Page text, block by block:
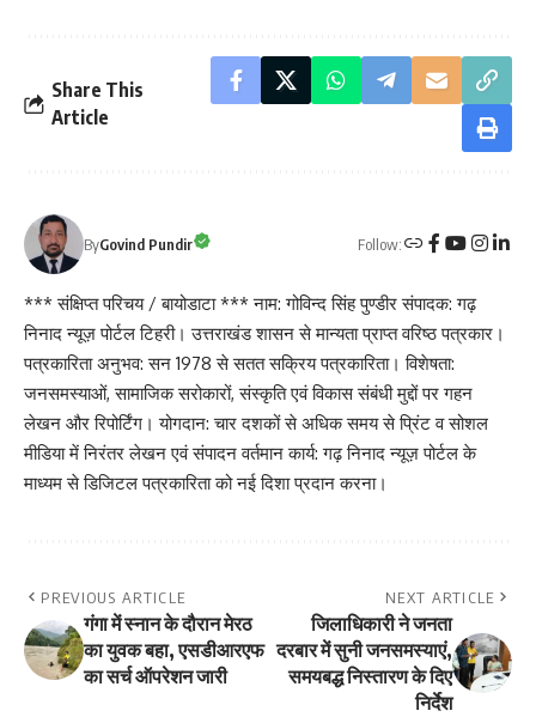
Share This
Article
ByGovind Pundir Follow:
*** संक्षिप्त परिचय / बायोडाटा *** नाम: गोविन्द सिंह पुण्डीर संपादक: गढ़
निनाद न्यूज़ पोर्टल टिहरी। उत्तराखंड शासन से मान्यता प्राप्त वरिष्ठ पत्रकार।
पत्रकारिता अनुभव: सन 1978 से सतत सक्रिय पत्रकारिता। विशेषता:
जनसमस्याओं, सामाजिक सरोकारों, संस्कृति एवं विकास संबंधी मुद्दों पर गहन
लेखन और रिपोर्टिंग। योगदान: चार दशकों से अधिक समय से प्रिंट व सोशल
मीडिया में निरंतर लेखन एवं संपादन वर्तमान कार्य: गढ़ निनाद न्यूज़ पोर्टल के
माध्यम से डिजिटल पत्रकारिता को नई दिशा प्रदान करना।
PREVIOUS ARTICLE
गंगा में स्नान के दौरान मेरठ
का युवक बहा, एसडीआरएफ
का सर्च ऑपरेशन जारी
NEXT ARTICLE
जिलाधिकारी ने जनता
दरबार में सुनी जनसमस्याएं,
समयबद्ध निस्तारण के दिए
निर्देश